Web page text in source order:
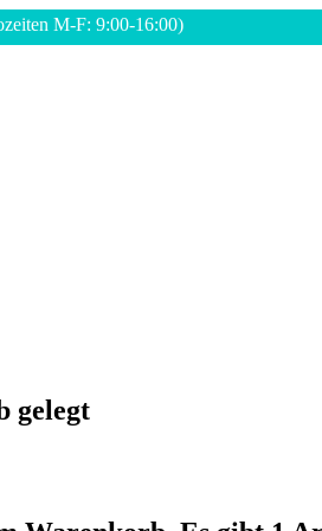
M-F: 9:00-16:00)
gelegt